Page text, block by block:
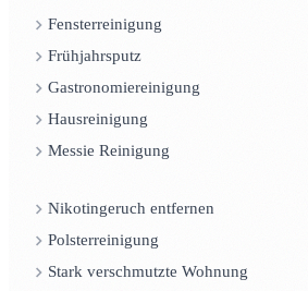
Fensterreinigung
Frühjahrsputz
Gastronomiereinigung
Hausreinigung
Messie Reinigung
Nikotingeruch entfernen
Polsterreinigung
Stark verschmutzte Wohnung